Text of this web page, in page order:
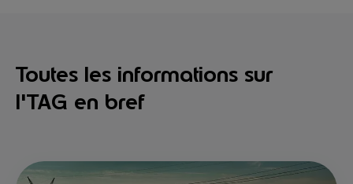
Toutes les informations sur
l'TAG en bref